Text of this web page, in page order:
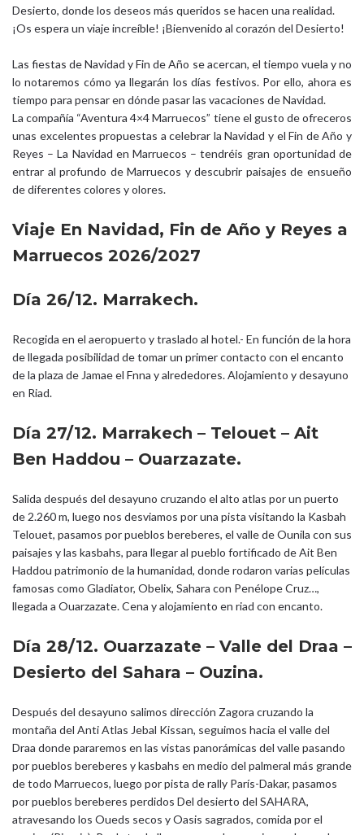
Desierto, donde los deseos más queridos se hacen una realidad.
¡Os espera un viaje increíble! ¡Bienvenido al corazón del Desierto!
Las fiestas de Navidad y Fin de Año se acercan, el tiempo vuela y no
lo notaremos cómo ya llegarán los días festivos. Por ello, ahora es
tiempo para pensar en dónde pasar las vacaciones de Navidad.
La compañía “Aventura 4×4 Marruecos” tiene el gusto de ofreceros
unas excelentes propuestas a celebrar la Navidad y el Fin de Año y
Reyes – La Navidad en Marruecos – tendréis gran oportunidad de
entrar al profundo de Marruecos y descubrir paisajes de ensueño
de diferentes colores y olores.
Viaje En Navidad, Fin de Año y Reyes a
Marruecos 2026/2027
Día 26/12. Marrakech.
Recogida en el aeropuerto y traslado al hotel.- En función de la hora
de llegada posibilidad de tomar un primer contacto con el encanto
de la plaza de Jamae el Fnna y alrededores. Alojamiento y desayuno
en Riad.
Día 27/12. Marrakech – Telouet – Ait
Ben Haddou – Ouarzazate.
Salida después del desayuno cruzando el alto atlas por un puerto
de 2.260 m, luego nos desviamos por una pista visitando la Kasbah
Telouet, pasamos por pueblos bereberes, el valle de Ounila con sus
paisajes y las kasbahs, para llegar al pueblo fortificado de Ait Ben
Haddou patrimonio de la humanidad, donde rodaron varias películas
famosas como Gladiator, Obelix, Sahara con Penélope Cruz…,
llegada a Ouarzazate. Cena y alojamiento en riad con encanto.
Día 28/12. Ouarzazate – Valle del Draa –
Desierto del Sahara – Ouzina.
Después del desayuno salimos dirección Zagora cruzando la
montaña del Anti Atlas Jebal Kissan, seguimos hacia el valle del
Draa donde pararemos en las vistas panorámicas del valle pasando
por pueblos bereberes y kasbahs en medio del palmeral más grande
de todo Marruecos, luego por pista de rally París-Dakar, pasamos
por pueblos bereberes perdidos Del desierto del SAHARA,
atravesando los Oueds secos y Oasis sagrados, comida por el